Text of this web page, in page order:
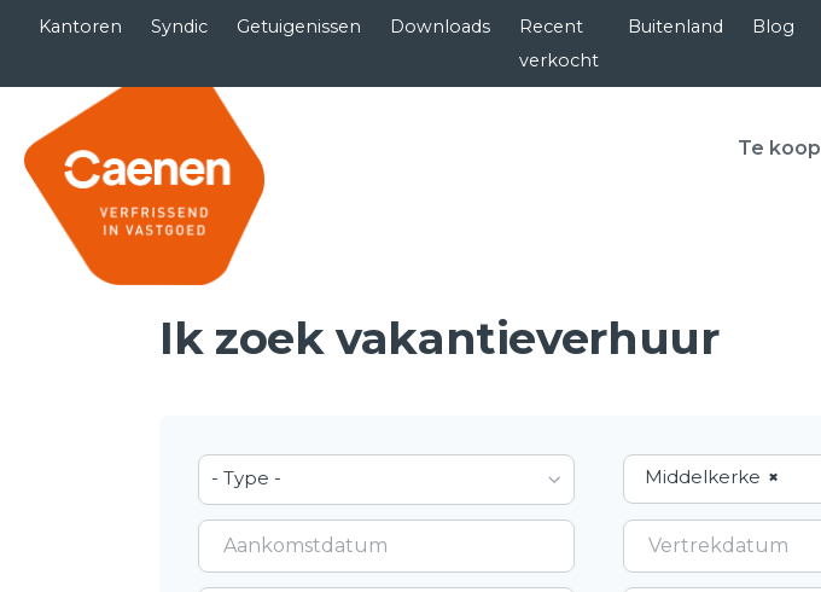
Kantoren Syndic Getuigenissen Downloads
Recent
verkocht
Buitenland Blog
Te koop
Ik zoek vakantieverhuur
- Type - Middelkerke ×